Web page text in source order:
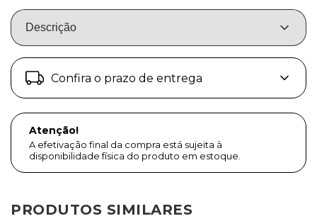
Descrição
Confira o prazo de entrega
Atenção!
A efetivação final da compra está sujeita à
disponibilidade física do produto em estoque.
PRODUTOS SIMILARES